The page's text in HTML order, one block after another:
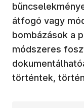
átfogó vagy
bombázások a
módszeres
történtek,